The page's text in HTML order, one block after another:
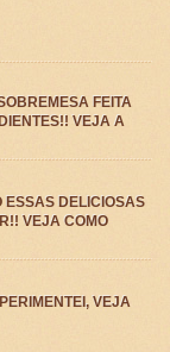
FEITA
VEJA A
ESSAS DELICIOSAS
VEJA COMO
VEJA